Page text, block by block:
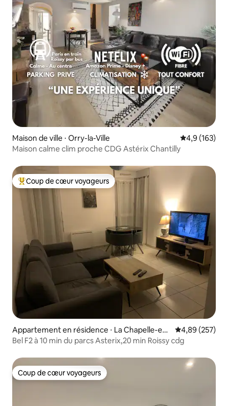
Maison de ville ⋅ Orry-la-Ville Évaluation
4,9 (163)
Maison calme clim proche CDG Astérix Chantilly
Coups de cœur voyageurs les plus appréciés
Coup de cœur voyageurs
Appartement en résidence ⋅ La Chapelle-en-
Serval
Évaluation
4,89 (257)
Bel F2 à 10 min du parcs Asterix,20 min Roissy cdg
Coup de cœur voyageurs
Coup de cœur voyageurs